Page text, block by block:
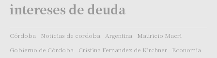
intereses de deuda
Córdoba Noticias de cordoba Argentina
Mauricio Macri
Gobierno de Córdoba
Cristina Fernandez de Kirchner
Economía